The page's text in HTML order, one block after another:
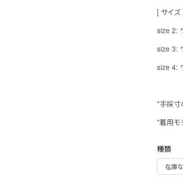
[ サイズ
size 2:
size 3:
size 4:
*手採寸
*着用モ
種類